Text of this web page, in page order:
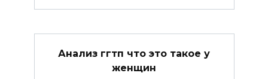
Анализ ггтп что это такое у
женщин